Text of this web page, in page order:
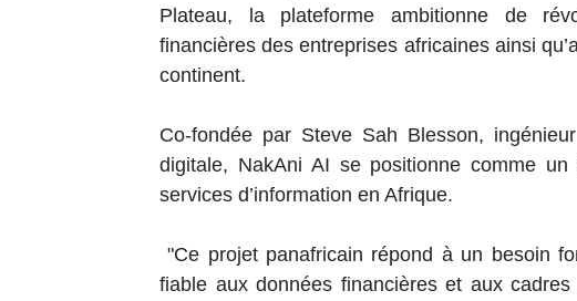
Plateau, la plateforme ambitionne de
financières des entreprises africaines ainsi
continent.
Co-fondée par Steve Sah Blesson,
digitale, NakAni AI se positionne comme
services d’information en Afrique.
"Ce projet panafricain répond à un besoin
fiable aux données financières et aux